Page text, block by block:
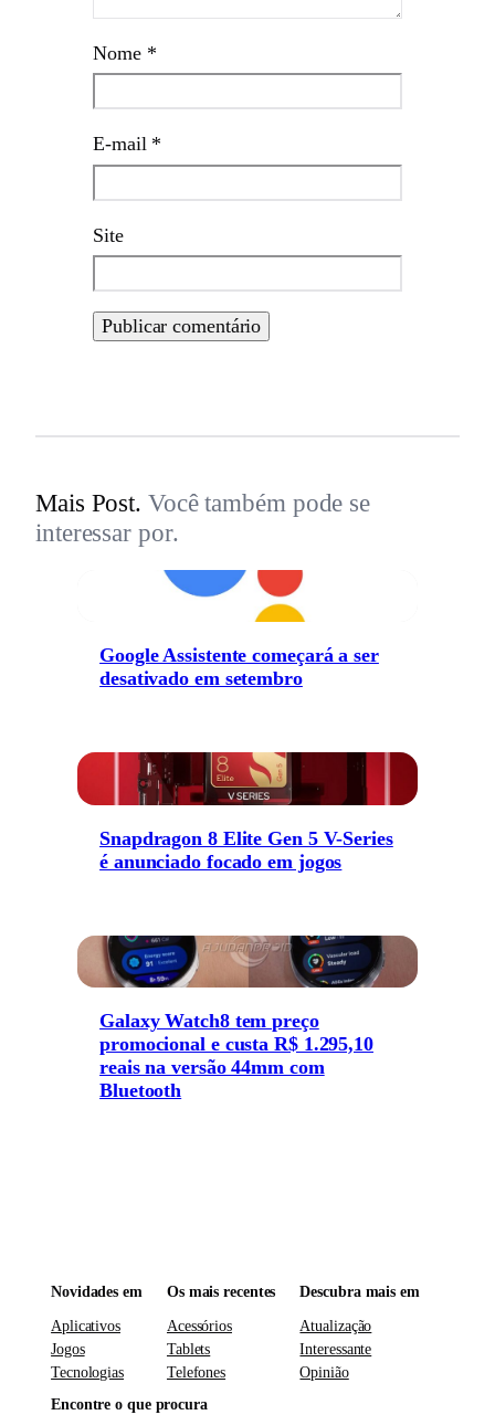
Nome *
E-mail *
Site
Mais Post. Você também pode se
interessar por.
Google Assistente começará a ser
desativado em setembro
Snapdragon 8 Elite Gen 5 V-Series
é anunciado focado em jogos
Galaxy Watch8 tem preço
promocional e custa R$ 1.295,10
reais na versão 44mm com
Bluetooth
Novidades em
Aplicativos
Jogos
Tecnologias
Os mais recentes
Acessórios
Tablets
Telefones
Descubra mais em
Atualização
Interessante
Opinião
Encontre o que procura